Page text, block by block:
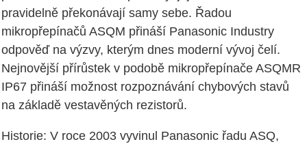
pravidelně překonávají samy sebe. Řadou
mikropřepínačů ASQM přináší Panasonic Industry
odpověď na výzvy, kterým dnes moderní vývoj čelí.
Nejnovější přírůstek v podobě mikropřepínače ASQMR
IP67 přináší možnost rozpoznávání chybových stavů
na základě vestavěných rezistorů.
Historie: V roce 2003 vyvinul Panasonic řadu ASQ,